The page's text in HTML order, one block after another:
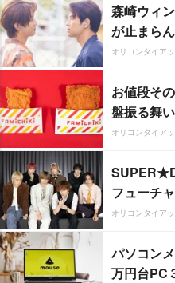
森崎ウィ
が止まらん
オリコンタイア
お値段そ
盤振る舞い
オリコンタイア
フューチ
オリコンタイア
パソコン
万円台PC